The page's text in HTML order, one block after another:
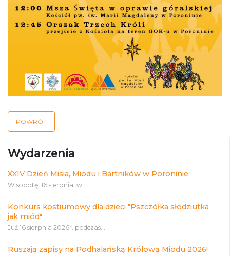
Wydarzenia
XXIV Dzień Misia, Miodu i Bartników w Poroninie
W sobotę, 16 sierpnia, w...
Konkurs kostiumowy dla dzieci "Pszczółka słodziutka
jak miód"
Już 16 sierpnia 2026r. podczas...
Ruszają zapisy na Podhalańską Królową Miodu 2026!
POWRÓT